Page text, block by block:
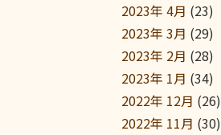
2023年 4月 (23)
2023年 3月 (29)
2023年 2月 (28)
2023年 1月 (34)
2022年 12月 (26)
2022年 11月 (30)